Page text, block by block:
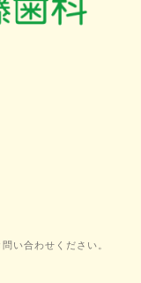
い合わせください。